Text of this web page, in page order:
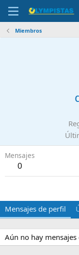
Miembros
Mensajes
0
Mensajes de perfil
Aún no hay